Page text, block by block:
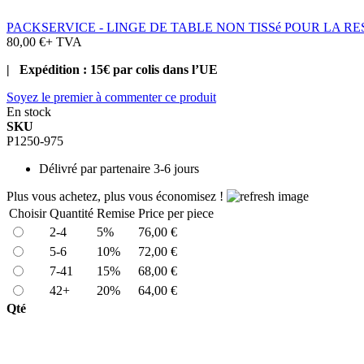
PACKSERVICE - LINGE DE TABLE NON TISSé POUR LA
80,00 €+ TVA
| Expédition : 15€ par colis dans l’UE
Soyez le premier à commenter ce produit
En stock
SKU
P1250-975
Délivré par partenaire 3-6 jours
Plus vous achetez, plus vous économisez !
Choisir Quantité Remise Price per piece
2-4
5%
76,00 €
5-6
10%
72,00 €
7-41
15%
68,00 €
42+
20%
64,00 €
Qté